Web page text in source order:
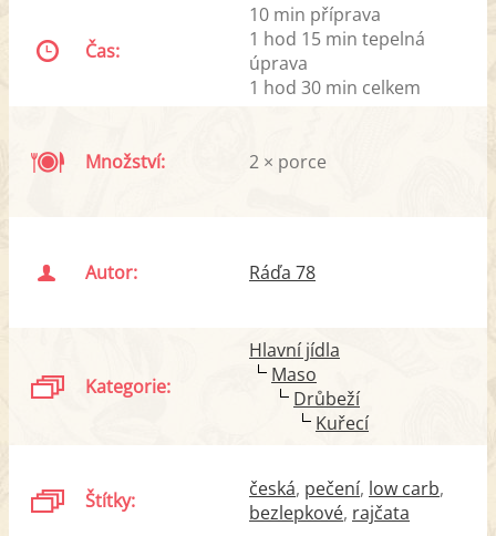
Čas:
10 min příprava
1 hod 15 min tepelná
úprava
1 hod 30 min celkem
Množství: 2 × porce
Autor: Ráďa 78
Kategorie:
Hlavní jídla
Maso
Drůbeží
Kuřecí
Štítky: česká pečení low carb
bezlepkové rajčata